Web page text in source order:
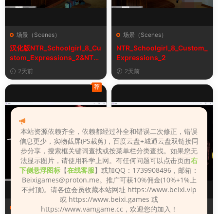
场景（Scenes）
汉化版NTR_Schoolgirl_8_Cu
stom_Expressions_2&NTR
女学生8自定义表情
2天前
场景（Scenes）
NTR_Schoolgirl_8_Custom_
Expressions_2
2天前
场景（Scenes）
荐
场景（Scenes）
本站资源依赖齐全，依赖都经过补全和错误二次修正，错误
信息更少，实物截屏(PS裁剪)，百度云盘+城通云盘双链接同
步分享，搜索框关键词查找或按菜单栏分类查找。如果您无
法显示图片，请使用科学上网。有任何问题可以点击页面右
下侧悬浮图标 【在线客服】或加QQ：1739908496，邮箱：
Beixigames@proton.me。推广可获10%佣金(10%+1%上
不封顶)。请各位会员收藏本站网址 https://www.beixi.vip
或 https://www.beixi.games 或
https://www.vamgame.cc，欢迎您的加入！